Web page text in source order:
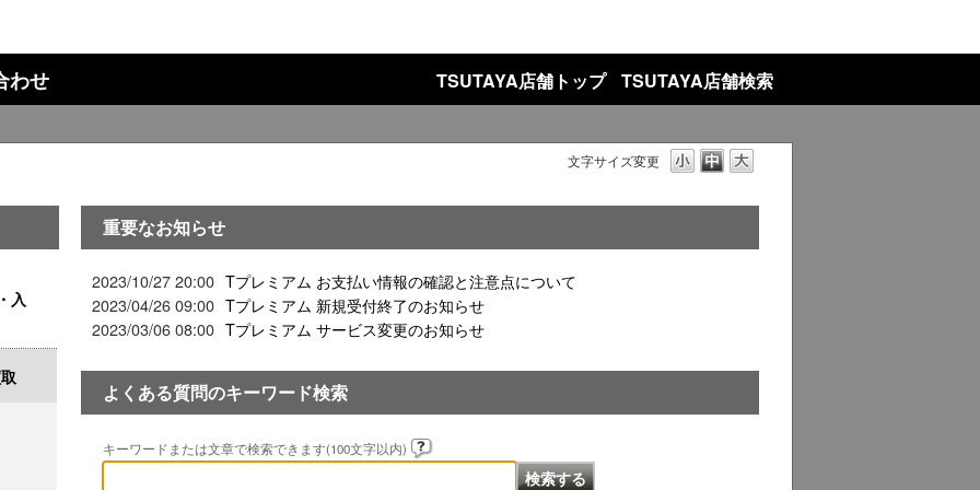
わせ TSUTAYA店舗トップ TSUTAYA店舗検索
文字サイズ変更
入
重要なお知らせ
2023/10/27 20:00 Tプレミアム お支払い情報の確認と注意点について
2023/04/26 09:00 Tプレミアム 新規受付終了のお知らせ
2023/03/06 08:00 Tプレミアム サービス変更のお知らせ
よくある質問のキーワード検索
キーワードまたは文章で検索できます(100文字以内)